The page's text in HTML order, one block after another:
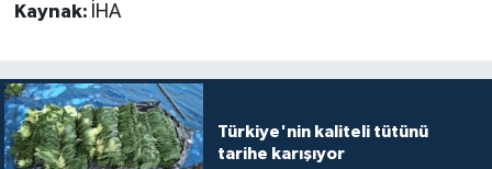
Kaynak: İHA
Türkiye'nin kaliteli tütünü
tarihe karışıyor